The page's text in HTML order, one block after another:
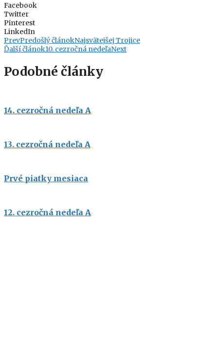
Facebook
Twitter
Pinterest
LinkedIn
PrevPredošlý článokNajsvätejšej Trojice
Ďalší článok10. cezročná nedeľaNext
Podobné články
14. cezročná nedeľa A
13. cezročná nedeľa A
Prvé piatky mesiaca
12. cezročná nedeľa A